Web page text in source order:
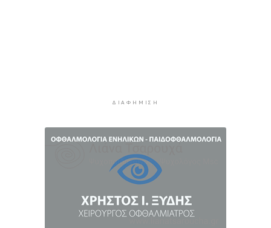
ΔΙΑΦΉΜΙΣΗ